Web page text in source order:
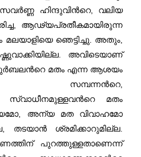
സവർണ്ണ ഹിന്ദുവിന്‍റെ, വലിയ
ആഢ്യപ്രതീകമായിരുന്ന
മലയാളിയെ ഞെട്ടിച്ചു. അതും,
അവിടെയാണ്
മതം എന്ന ആശയം
സമ്പന്നന്‍റെ,
സ്വാധീനമുള്ളവന്‍റെ മതം
അന്യ മത വിവാഹമോ
തടയാൻ ശ്രമിക്കാറുമില്ല.
പുറത്തുള്ളതാണെന്ന്